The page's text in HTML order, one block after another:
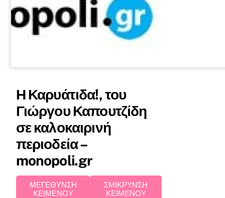
Η Καρυάτιδα!, του
Γιώργου Καπουτζίδη
σε καλοκαιρινή
περιοδεία –
monopoli.gr
ΜΕΓΕΘΥΝΣΗ
ΚΕΙΜΕΝΟΥ
ΣΜΙΚΡΥΝΣΗ
ΚΕΙΜΕΝΟΥ